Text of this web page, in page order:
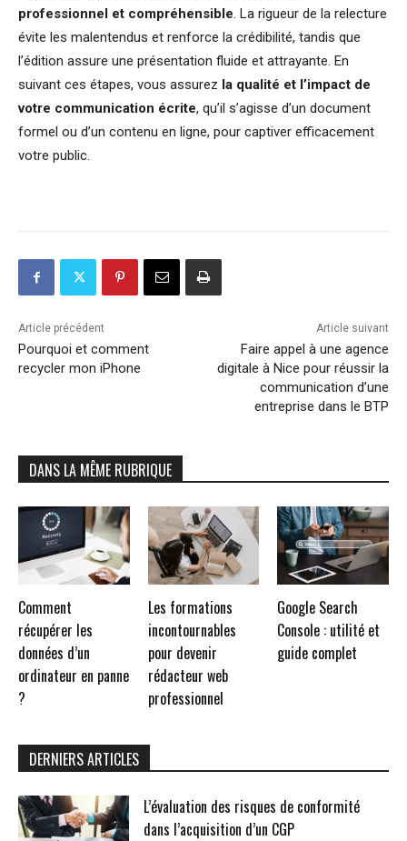
professionnel et compréhensible. La rigueur de la relecture
évite les malentendus et renforce la crédibilité, tandis que
l’édition assure une présentation fluide et attrayante. En
suivant ces étapes, vous assurez la qualité et l’impact de
votre communication écrite, qu’il s’agisse d’un document
formel ou d’un contenu en ligne, pour captiver efficacement
votre public.
Article précédent
Pourquoi et comment
recycler mon iPhone
Article suivant
Faire appel à une agence
digitale à Nice pour réussir la
communication d’une
entreprise dans le BTP
DANS LA MÊME RUBRIQUE
Comment
récupérer les
données d’un
ordinateur en panne
?
Les formations
incontournables
pour devenir
rédacteur web
professionnel
Google Search
Console : utilité et
guide complet
DERNIERS ARTICLES
L’évaluation des risques de conformité
dans l’acquisition d’un CGP